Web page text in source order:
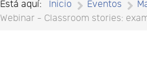
Está aquí: Inicio Eventos
Webinar - Classroom stories: